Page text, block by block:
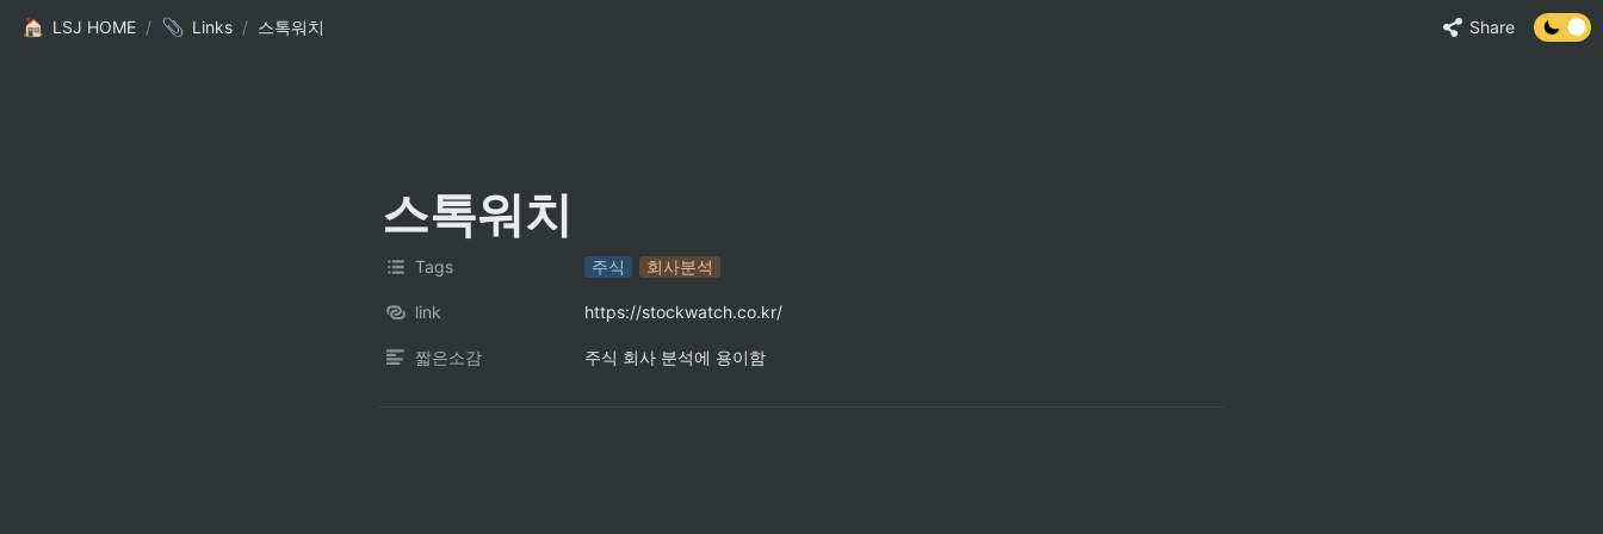
LSJ HOME / Links / 스톡워치 Share
스톡워치
Tags 주식 회사분석
link https://stockwatch.co.kr/
짧은소감 주식 회사 분석에 용이함